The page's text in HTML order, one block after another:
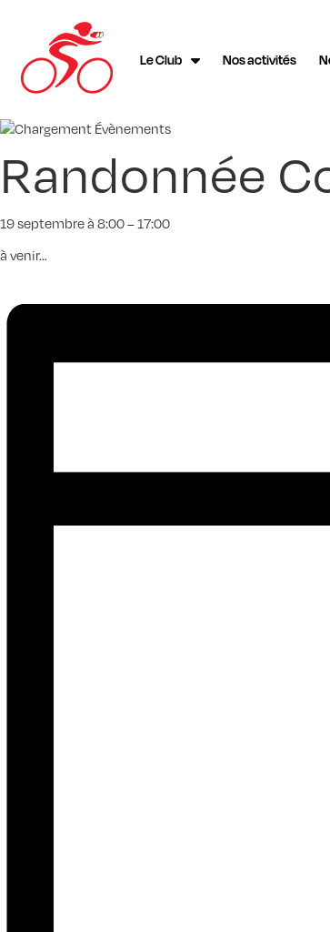
Le Club Nos activités
Randonnée
19 septembreà 8:00–17:00
à venir…